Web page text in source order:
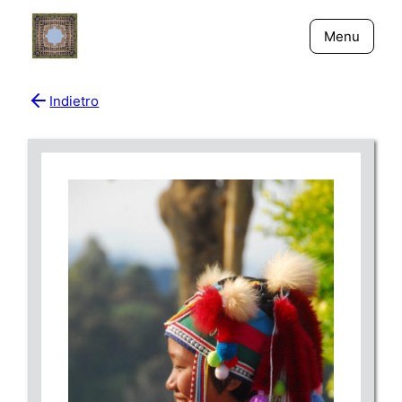
Menu
New York - Riflessi
Indietro